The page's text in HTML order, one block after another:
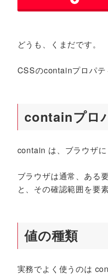
どうも、くまだです。
CSSのcontainプロパテ
containプロ
contain は、ブラウザ
ブラウザは通常、ある
と、その確認範囲を要
値の種類
実務でよく使うのは